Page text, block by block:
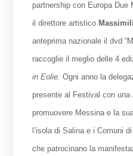
partnership con Europa Due
il direttore artistico
anteprima nazionale il dvd
raccoglie il meglio delle 4
in Eolie.Ogni anno la
presente al Festival con una
promuovere Messina e la
l’isola di Salina e i Comuni
che patrocinano la